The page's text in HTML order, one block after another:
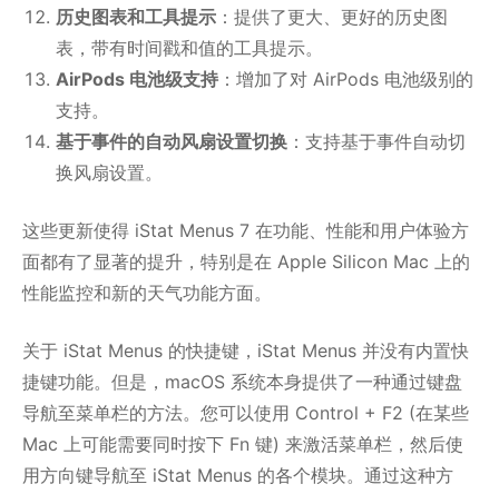
历史图表和工具提示 ：提供了更大、更好的历史图
表，带有时间戳和值的工具提示。
AirPods 电池级支持 ：增加了对 AirPods 电池级别的
支持。
基于事件的自动风扇设置切换 ：支持基于事件自动切
换风扇设置。
这些更新使得 iStat Menus 7 在功能、性能和用户体验方
面都有了显著的提升，特别是在 Apple Silicon Mac 上的
性能监控和新的天气功能方面。
关于 iStat Menus 的快捷键，iStat Menus 并没有内置快
捷键功能。但是，macOS 系统本身提供了一种通过键盘
导航至菜单栏的方法。您可以使用 Control + F2 (在某些
Mac 上可能需要同时按下 Fn 键) 来激活菜单栏，然后使
用方向键导航至 iStat Menus 的各个模块。通过这种方